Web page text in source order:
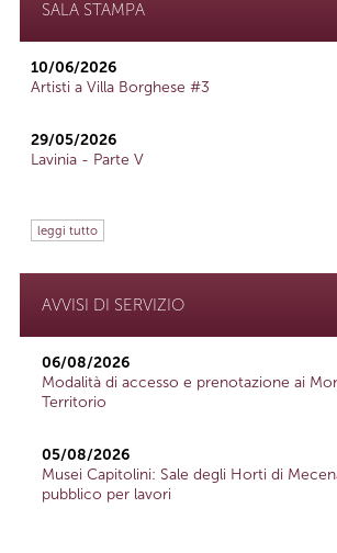
SALA STAMPA
10/06/2026
Artisti a Villa Borghese #3
29/05/2026
Lavinia - Parte V
leggi tutto
AVVISI DI SERVIZIO
06/08/2026
Modalità di accesso e prenotazione ai
Territorio
05/08/2026
Musei Capitolini: Sale degli Horti di
pubblico per lavori